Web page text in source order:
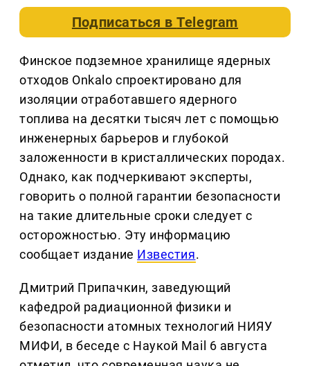
Подписаться вTelegram
Финское подземное хранилище ядерных
отходов Onkalo спроектировано для
изоляции отработавшего ядерного
топлива на десятки тысяч лет с помощью
инженерных барьеров и глубокой
заложенности в кристаллических породах.
Однако, как подчеркивают эксперты,
говорить о полной гарантии безопасности
на такие длительные сроки следует с
осторожностью. Эту информацию
сообщает издание Известия.
Дмитрий Припачкин, заведующий
кафедрой радиационной физики и
безопасности атомных технологий НИЯУ
МИФИ, в беседе с Наукой Mail 6 августа